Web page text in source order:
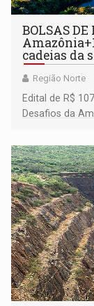
BOLSAS
cadeias da
Região Norte
Edital de R$
Desafios da
submissão de
setembro